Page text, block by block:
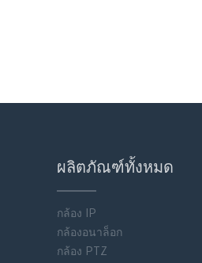
ผลิตภัณฑ์ทั้งหมด
กล้อง IP
กล้องอนาล็อก
กล้อง PTZ